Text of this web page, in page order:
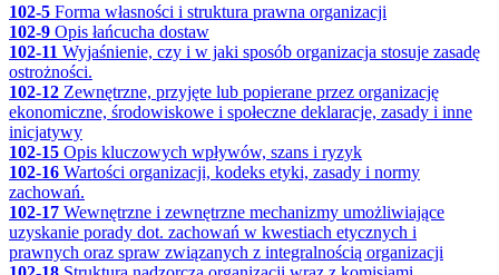
102-5 Forma własności i struktura prawna organizacji
102-9 Opis łańcucha dostaw
102-11 Wyjaśnienie, czy i w jaki sposób organizacja stosuje zasadę
ostrożności.
102-12 Zewnętrzne, przyjęte lub popierane przez organizację
ekonomiczne, środowiskowe i społeczne deklaracje, zasady i inne
inicjatywy
102-15 Opis kluczowych wpływów, szans i ryzyk
102-16 Wartości organizacji, kodeks etyki, zasady i normy
zachowań.
102-17 Wewnętrzne i zewnętrzne mechanizmy umożliwiające
uzyskanie porady dot. zachowań w kwestiach etycznych i
prawnych oraz spraw związanych z integralnością organizacji